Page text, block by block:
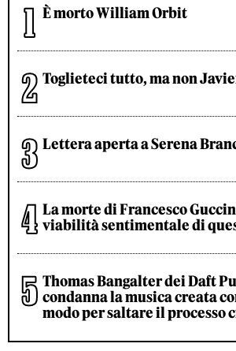
È morto William Orbit
Toglieteci tutto, ma non
Lettera aperta a Serena
La morte di Francesco
viabilità sentimentale di
Thomas Bangalter dei Daft
condanna la musica creata
modo per saltare il processo